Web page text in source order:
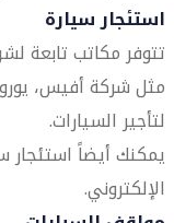
استئجار سيارة
تتوفر مكاتب تابعة
مثل شركة أفيس،
لتأجير السيارات.
يمكنك أيضاً استئجار
الإلكتروني.